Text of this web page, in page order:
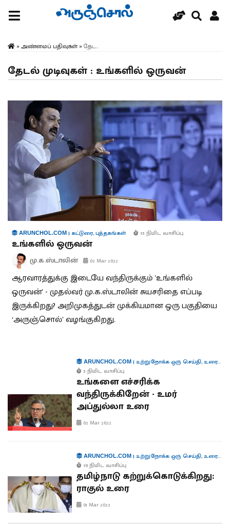
» அண்மைப் பதிவுகள்» தேட...
தேடல் முடிவுகள் : உங்களில் ஒருவன்
ARUNCHOL.COM | கட்டுரை,புத்தகங்கள் 15 நிமிட வாசிப்பு
உங்களில் ஒருவன்
மு.க.ஸ்டாலின் 02 Mar 2022
ஆரவாரத்துக்கு இடையே வந்திருக்கும் 'உங்களில்
ஒருவன்' - முதல்வர் மு.க.ஸ்டாலின் சுயசரிதை எப்படி
இருக்கிறது? அறிமுகத்துடன் முக்கியமான ஒரு பகுதியை
‘அருஞ்சொல்’ வழங்குகிறது.
ARUNCHOL.COM| உற்றுநோக்க ஒரு செய்தி, உரைகள்
5 நிமிட வாசிப்பு
உங்களை எச்சரிக்க
வந்திருக்கிறேன் - உமர்
அப்துல்லா உரை
02 Mar 2022
ARUNCHOL.COM| உற்றுநோக்க ஒரு செய்தி, உரைகள்
10 நிமிட வாசிப்பு
தமிழ்நாடு கற்றுக்கொடுக்கிறது:
ராகுல் உரை
01 Mar 2022